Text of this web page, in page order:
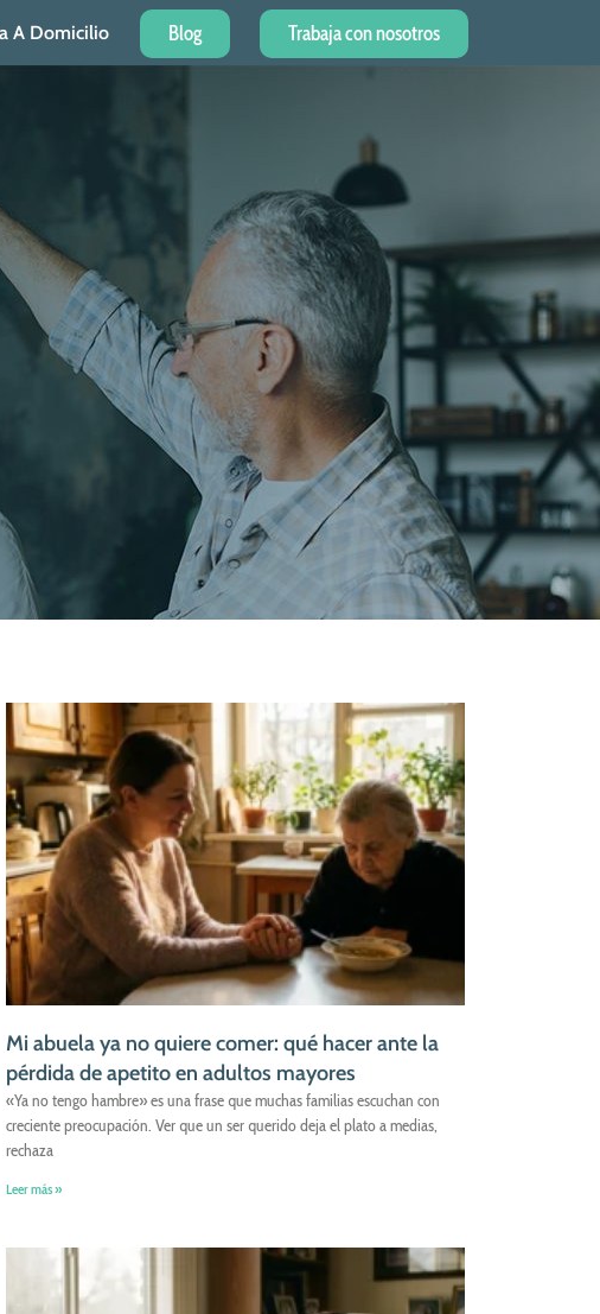
A Domicilio Blog Trabaja con nosotros
Mi abuela ya no quiere comer: qué hacer ante la
pérdida de apetito en adultos mayores
«Ya no tengo hambre» es una frase que muchas familias escuchan con
creciente preocupación. Ver que un ser querido deja el plato a medias,
rechaza
Leer más »